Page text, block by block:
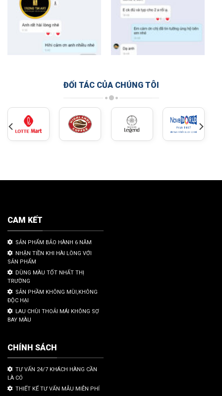
ĐỐI TÁC CỦA CHÚNG TÔI
CAM KẾT
SẢN PHẨM BẢO HÀNH 6 NĂM
NHẬN TIỀN KHI HÀI LÒNG VỚI
SẢN PHẨM
DÙNG MÀU TỐT NHẤT THỊ
TRƯỜNG
SẢN PHẦM KHÔNG MÙI,KHÔNG
ĐỘC HẠI
LAU CHÙI THOẢI MÁI KHÔNG SỢ
BAY MÀU
CHÍNH SÁCH
TƯ VẤN 24/7 KHÁCH HÀNG CẦN
LÀ CÓ
THIẾT KẾ TƯ VẤN MẪU MIỄN PHÍ